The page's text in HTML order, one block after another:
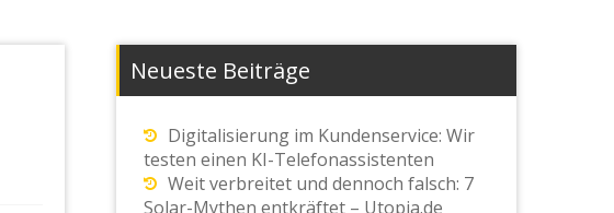
Neueste Beiträge
Digitalisierung im Kundenservice: Wir
testen einen KI-Telefonassistenten
Weit verbreitet und dennoch falsch: 7
Solar-Mythen entkräftet – Utopia.de